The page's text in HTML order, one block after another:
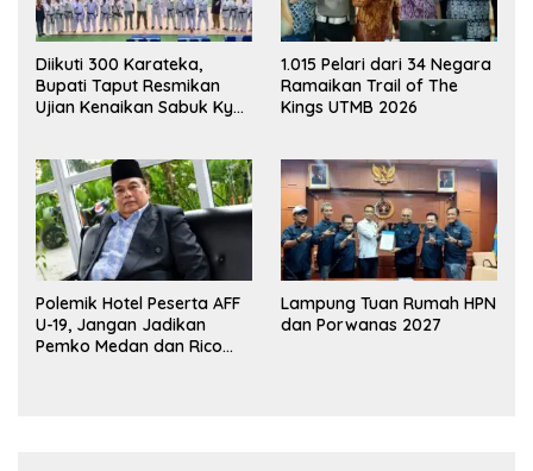
Diikuti 300 Karateka,
Bupati Taput Resmikan
Ujian Kenaikan Sabuk Kyu
1.015 Pelari dari 34 Negara
Ramaikan Trail of The
Kings UTMB 2026
Polemik Hotel Peserta AFF
U-19, Jangan Jadikan
Pemko Medan dan Rico
Lampung Tuan Rumah HPN
dan Porwanas 2027